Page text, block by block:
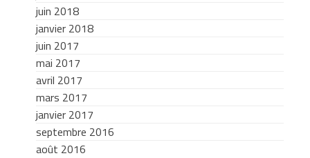
juin 2018
janvier 2018
juin 2017
mai 2017
avril 2017
mars 2017
janvier 2017
septembre 2016
août 2016